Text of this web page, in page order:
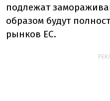
подлежат
образом будут
рынков ЕС.